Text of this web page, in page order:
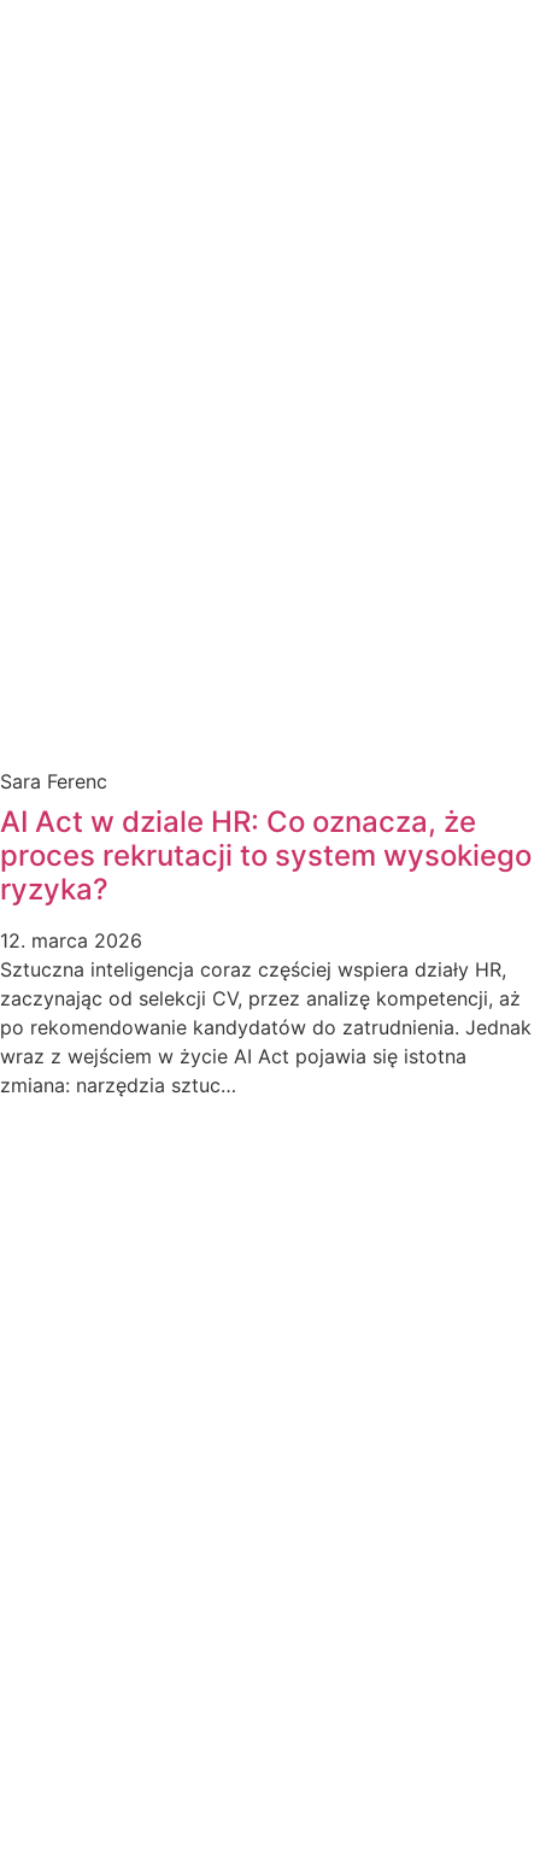
Sara Ferenc
AI Act w dziale HR: Co oznacza, że
proces rekrutacji to system wysokiego
ryzyka?
12. marca 2026
Sztuczna inteligencja coraz częściej wspiera działy HR,
zaczynając od selekcji CV, przez analizę kompetencji, aż
po rekomendowanie kandydatów do zatrudnienia. Jednak
wraz z wejściem w życie AI Act pojawia się istotna
zmiana: narzędzia sztuc…